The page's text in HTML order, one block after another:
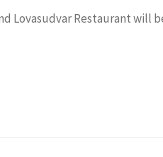
Lovasudvar Restaurant will